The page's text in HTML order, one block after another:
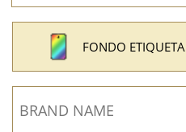
FONDO ETIQUETA